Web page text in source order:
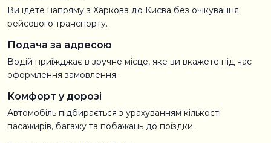
Ви їдете напряму з Харкова до Києва без очікування
рейсового транспорту.
Подача за адресою
Водій приїжджає в зручне місце, яке ви вкажете під час
оформлення замовлення.
Комфорт у дорозі
Автомобіль підбирається з урахуванням кількості
пасажирів, багажу та побажань до поїздки.